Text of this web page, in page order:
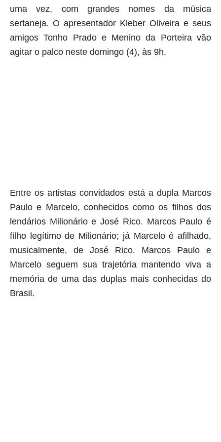
uma vez, com grandes nomes da música
sertaneja. O apresentador Kleber Oliveira e seus
amigos Tonho Prado e Menino da Porteira vão
agitar o palco neste domingo (4), às 9h.
Entre os artistas convidados está a dupla Marcos
Paulo e Marcelo, conhecidos como os filhos dos
lendários Milionário e José Rico. Marcos Paulo é
filho legítimo de Milionário; já Marcelo é afilhado,
musicalmente, de José Rico. Marcos Paulo e
Marcelo seguem sua trajetória mantendo viva a
memória de uma das duplas mais conhecidas do
Brasil.